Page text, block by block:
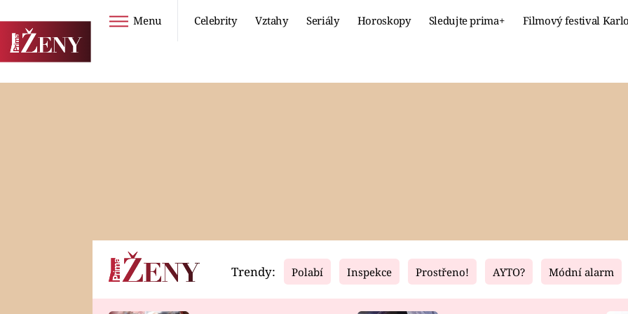
Menu Celebrity Vztahy Seriály Horoskopy Sledujte prima+ Filmový festival
Horoskopy Video Fresh Living
Trendy: Polabí Inspekce Prostřeno! AYTO? Módní alarm